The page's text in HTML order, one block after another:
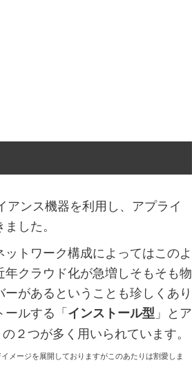
ンス機器を利用し、アプライ
した。
トワーク構成によってはこのよ
クラウド化が急増しそもそも物
があるということも珍しくあり
ールする「インストール型 」とア
の２つが多く用いられています。
メージを展開しておりますがこのあたりは割愛しま